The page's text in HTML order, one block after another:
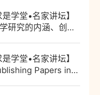
学堂•名家讲坛】
研究的内涵、创新
学堂•名家讲坛】
Papers in